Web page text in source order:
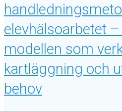
elevhälsoarbetet
modellen som
kartläggning och
behov